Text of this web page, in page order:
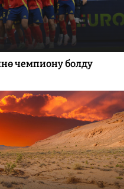
чемпиону болду